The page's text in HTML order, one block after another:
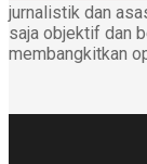
jurnalistik dan
saja objektif dan
membangkitkan